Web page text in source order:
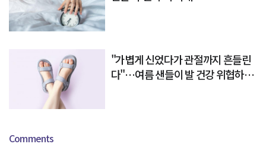
"가볍게 신었다가 관절까지 흔들린
다"…여름 샌들이 발 건강 위협하는
Comments